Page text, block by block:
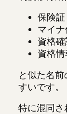
保険証
マイ
資格
資格
と似た名
すいです。
特に混同さ